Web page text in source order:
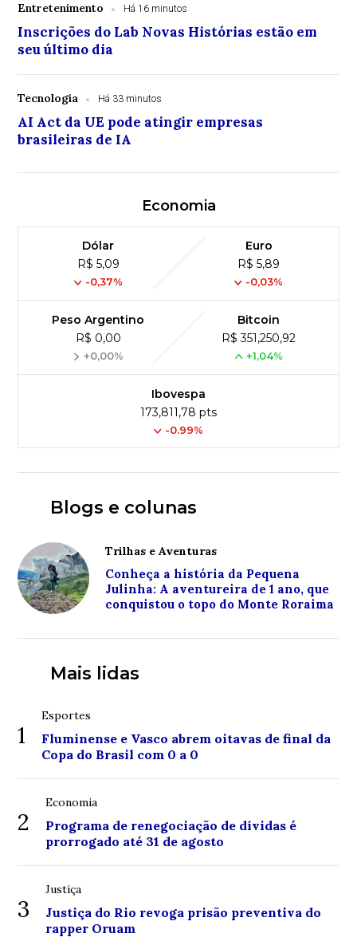
Entretenimento Há 16 minutos
Inscrições do Lab Novas Histórias estão em
seu último dia
Tecnologia Há 33 minutos
AI Act da UE pode atingir empresas
brasileiras de IA
Economia
Dólar
R$ 5,09
-0,37%
Euro
R$ 5,89
-0,03%
Peso Argentino
R$ 0,00
+0,00%
Bitcoin
R$ 351,250,92
+1,04%
Ibovespa
173,811,78 pts
-0.99%
Blogs e colunas
Trilhas e Aventuras
Conheça a história da Pequena
Julinha: A aventureira de 1 ano, que
conquistou o topo do Monte Roraima
Mais lidas
1
Esportes
Fluminense e Vasco abrem oitavas de final da
Copa do Brasil com 0 a 0
2
Economia
Programa de renegociação de dívidas é
prorrogado até 31 de agosto
3
Justiça
Justiça do Rio revoga prisão preventiva do
rapper Oruam